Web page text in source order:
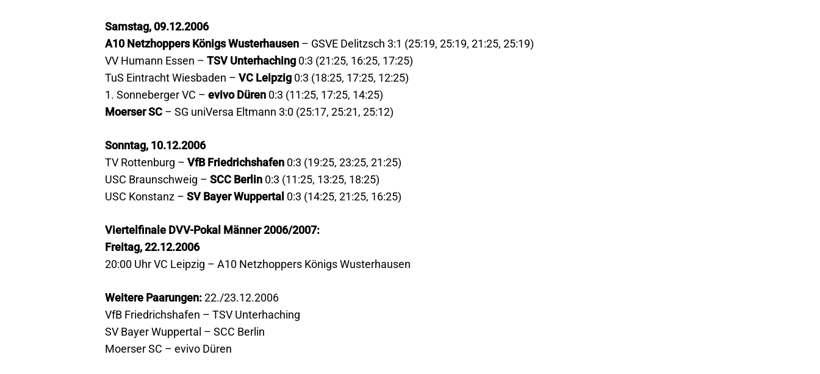
Samstag, 09.12.2006
A10 Netzhoppers Königs Wusterhausen – GSVE Delitzsch 3:1 (25:19, 25:19, 21:25, 25:19)
VV Humann Essen – TSV Unterhaching 0:3 (21:25, 16:25, 17:25)
TuS Eintracht Wiesbaden – VC Leipzig 0:3 (18:25, 17:25, 12:25)
1. Sonneberger VC – evivo Düren 0:3 (11:25, 17:25, 14:25)
Moerser SC – SG uniVersa Eltmann 3:0 (25:17, 25:21, 25:12)
Sonntag, 10.12.2006
TV Rottenburg – VfB Friedrichshafen 0:3 (19:25, 23:25, 21:25)
USC Braunschweig – SCC Berlin 0:3 (11:25, 13:25, 18:25)
USC Konstanz – SV Bayer Wuppertal 0:3 (14:25, 21:25, 16:25)
Viertelfinale DVV-Pokal Männer 2006/2007:
Freitag, 22.12.2006
20:00 Uhr VC Leipzig – A10 Netzhoppers Königs Wusterhausen
Weitere Paarungen:22./23.12.2006
VfB Friedrichshafen – TSV Unterhaching
SV Bayer Wuppertal – SCC Berlin
Moerser SC – evivo Düren